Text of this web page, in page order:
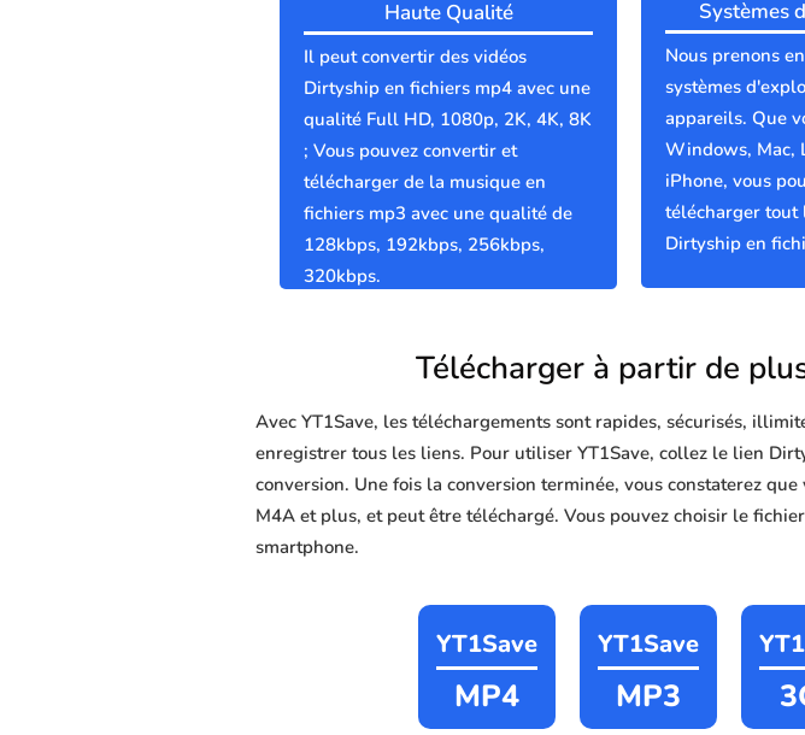
Haute Qualité
Il peut convertir des vidéos
Dirtyship en fichiers mp4 avec une
qualité Full HD, 1080p, 2K, 4K, 8K
; Vous pouvez convertir et
télécharger de la musique en
fichiers mp3 avec une qualité de
128kbps, 192kbps, 256kbps,
320kbps.
Systèmes
Nous prenons
systèmes
appareils. Que
Windows, Mac,
iPhone, vous
télécharger tout
Dirtyship en
Télécharger à partir de
Avec YT1Save, les téléchargements sont rapides, sécurisés,
enregistrer tous les liens. Pour utiliser YT1Save, collez le lien
conversion. Une fois la conversion terminée, vous constaterez
M4A et plus, et peut être téléchargé. Vous pouvez choisir le
smartphone.
YT1Save
MP4
YT1Save
MP3